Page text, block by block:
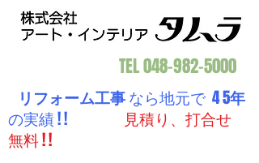
TEL048-982-5000
リフォーム工事なら地元で 4 5年
の実績 ! !
見積り、打合せ
無料 ! !